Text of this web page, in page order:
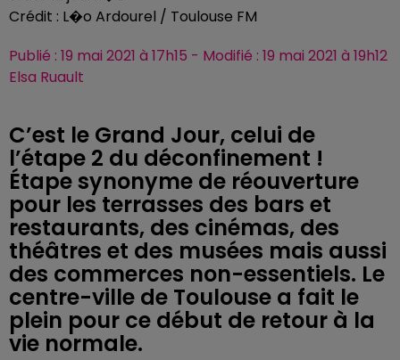
Crédit : L�o Ardourel / Toulouse FM
Publié : 19 mai 2021 à 17h15 - Modifié : 19 mai 2021 à 19h12
Elsa Ruault
C’est le Grand Jour, celui de
l’étape 2 du déconfinement !
Étape synonyme de réouverture
pour les terrasses des bars et
restaurants, des cinémas, des
théâtres et des musées mais aussi
des commerces non-essentiels. Le
centre-ville de Toulouse a fait le
plein pour ce début de retour à la
vie normale.